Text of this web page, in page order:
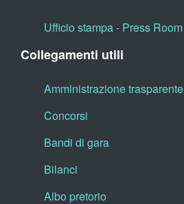
Ufficio stampa - Press Room
Collegamenti utili
Amministrazione trasparente
Concorsi
Bandi di gara
Bilanci
Albo pretorio